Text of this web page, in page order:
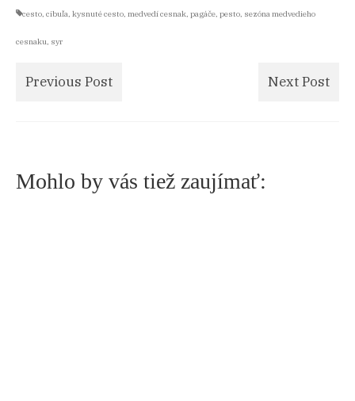
cesto, cibuľa, kysnuté cesto, medvedí cesnak, pagáče, pesto, sezóna medvedieho
cesnaku, syr
Previous Post Next Post
Mohlo by vás tiež zaujímať: